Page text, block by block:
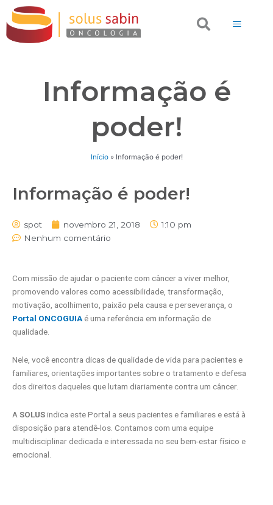
para
conteúdo
Search
Informação é
poder!
Início» Informação é poder!
Informação é poder!
spot novembro 21, 2018
1:10 pm
Nenhum comentário
Com missão de ajudar o paciente com câncer a viver melhor,
promovendo valores como acessibilidade, transformação,
motivação, acolhimento, paixão pela causa e perseverança, o
Portal ONCOGUIAé uma referência em informação de
qualidade.
Nele, você encontra dicas de qualidade de vida para pacientes e
familiares, orientações importantes sobre o tratamento e defesa
dos direitos daqueles que lutam diariamente contra um câncer.
A SOLUSindica este Portal a seus pacientes e familiares e está à
disposição para atendê-los. Contamos com uma equipe
multidisciplinar dedicada e interessada no seu bem-estar físico e
emocional.